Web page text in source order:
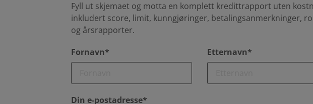
Fyll ut skjemaet og motta en komplett kredittrapport uten
inkludert score, limit, kunngjøringer, betalingsanmerkninger,
og årsrapporter.
Fornavn*
Etternavn*
Din e-postadresse*